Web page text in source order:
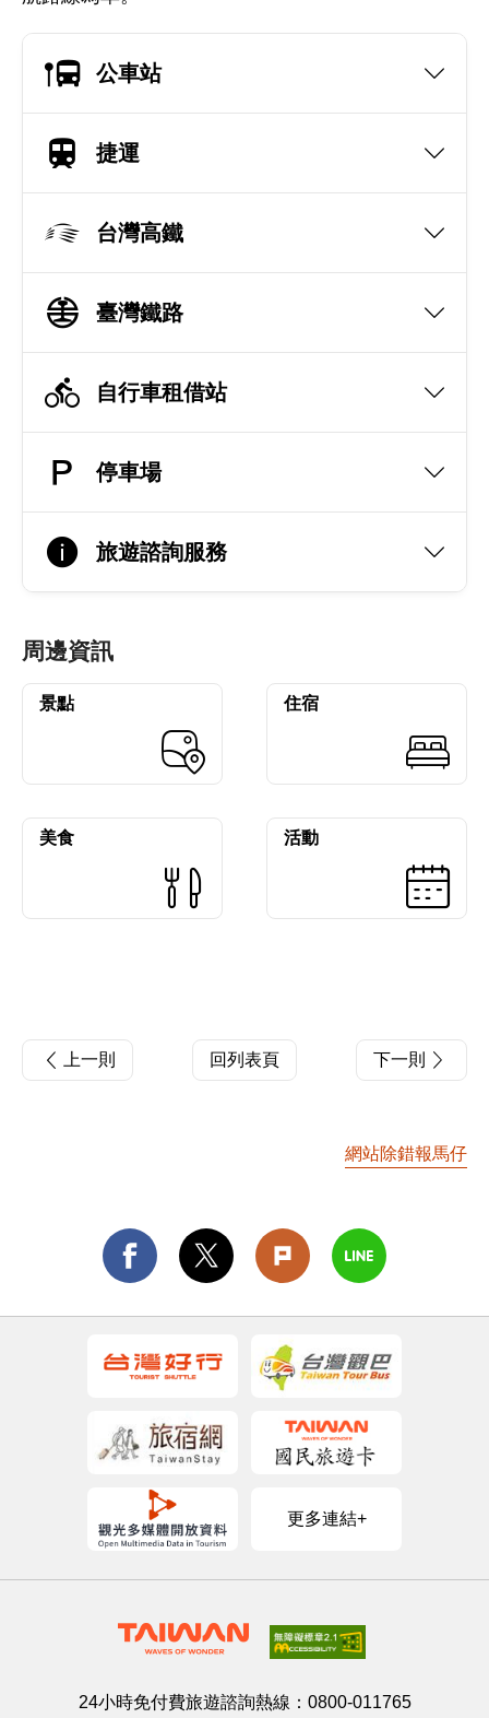
公車站
捷運
台灣高鐵
臺灣鐵路
自行車租借站
停車場
旅遊諮詢服務
周邊資訊
景點 住宿
美食 活動
上一則 回列表頁 下一則
網站除錯報馬仔
更多連結+
24小時免付費旅遊諮詢熱線： 0800-011765